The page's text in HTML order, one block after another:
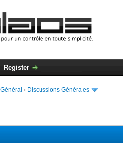
Register
Général › Discussions Générales